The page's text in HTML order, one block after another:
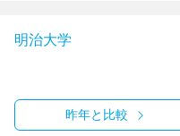
明治大学
昨年と比較